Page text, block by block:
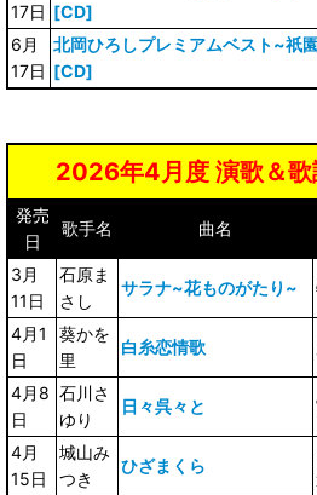
17日 [CD]
6月
17日
北岡ひろしプレミアムベスト~祇
[CD]
2026年4月度 演歌＆歌
発売
日
歌手名 曲名
3月
11日
石原ま
さし
サラナ~花ものがたり~
4月1
日
葵かを
里
白糸恋情歌
4月8
日
石川さ
ゆり
日々呉々と
4月
15日
城山み
つき
ひざまくら